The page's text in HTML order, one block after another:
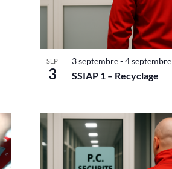
SEP
3
3 septembre-4 septembre
SSIAP 1 – Recyclage